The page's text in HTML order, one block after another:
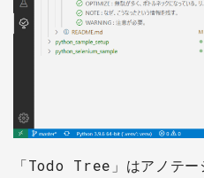
「Todo Tree」はアノテー